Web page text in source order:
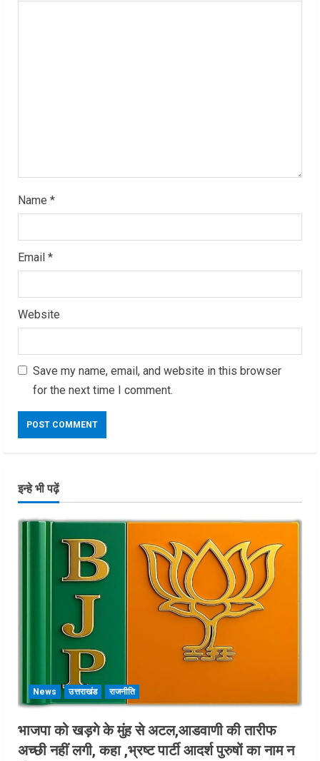
Name *
Email *
Website
Save my name, email, and website in this browser
for the next time I comment.
इन्हे भी पढ़ें
News उत्तराखंड राजनीति
भाजपा को खड़गे के मुंह से अटल,आडवाणी की तारीफ
अच्छी नहीं लगी, कहा ,भ्रष्ट पार्टी आदर्श पुरुषों का नाम न